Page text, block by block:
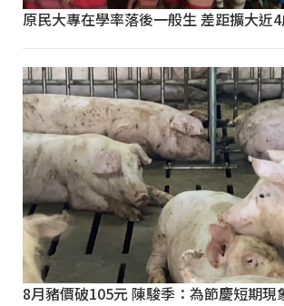
原民大專在學率落後一般生 差距擴大近
8月豬價破105元 陳駿季：為節慶短期現